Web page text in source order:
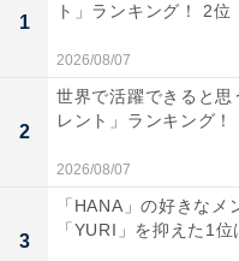
また、「メロンパンが
な表面の食感が好きで
ンパンが美味しい（40
ン。サクッとした食感
都）」など、「ファミ
円）」を支持する声が
1
ト」ランキング！ 2位
2026/08/07
2
世界で活躍できると思
レント」ランキング！
2026/08/07
3
「HANA」の好きな
「YURI」を抑えた1位